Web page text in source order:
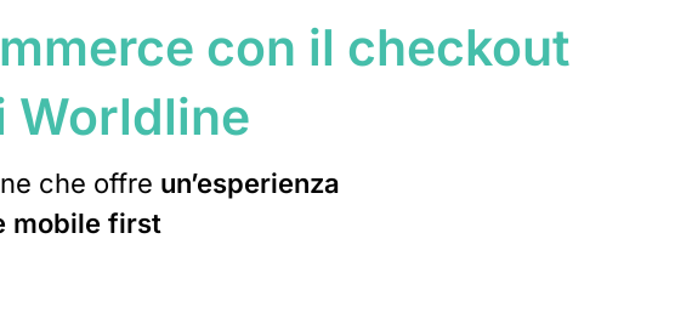
con il checkout
Worldline
che offre un’esperienza
mobile first